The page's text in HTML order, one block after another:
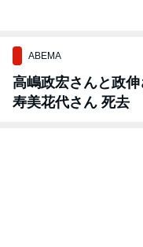
ABEMA
高嶋政宏さんと政
寿美花代さん 死去